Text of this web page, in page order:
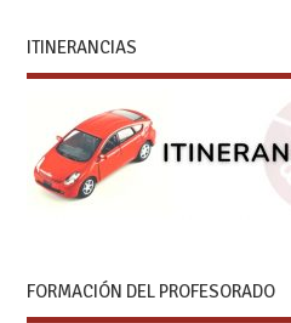
ITINERANCIAS
FORMACIÓN DEL PROFESORADO